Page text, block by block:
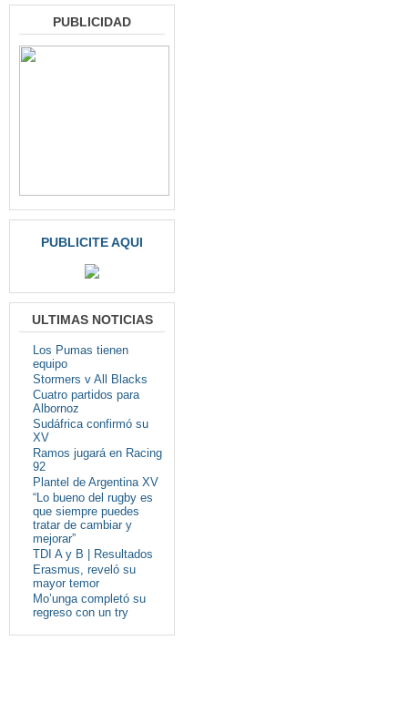
PUBLICIDAD
PUBLICITE AQUI
ULTIMAS NOTICIAS
Los Pumas tienen
equipo
Stormers v All Blacks
Cuatro partidos para
Albornoz
Sudáfrica confirmó su
XV
Ramos jugará en Racing
92
Plantel de Argentina XV
“Lo bueno del rugby es
que siempre puedes
tratar de cambiar y
mejorar”
TDI A y B | Resultados
Erasmus, reveló su
mayor temor
Mo’unga completó su
regreso con un try